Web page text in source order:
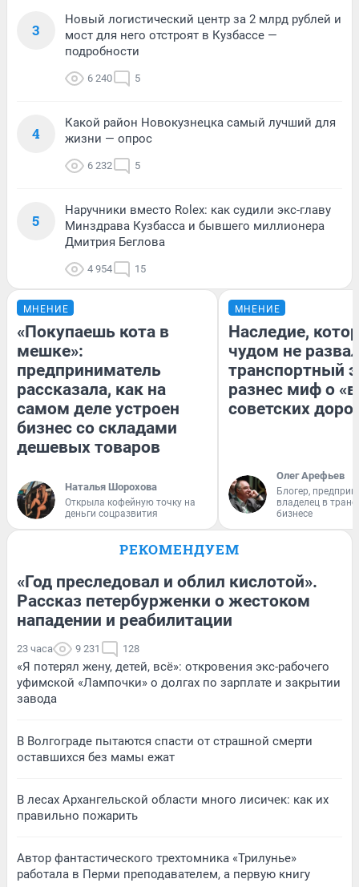
3
Новый логистический центр за 2 млрд рублей и
мост для него отстроят в Кузбассе —
подробности
6 240 5
4
Какой район Новокузнецка самый лучший для
жизни — опрос
6 232 5
5
Наручники вместо Rolex: как судили экс-главу
Минздрава Кузбасса и бывшего миллионера
Дмитрия Беглова
4 954 15
МНЕНИЕ
«Покупаешь кота в
мешке»:
предприниматель
рассказала, как на
самом деле устроен
бизнес со складами
дешевых товаров
Наталья Шорохова
Открыла кофейную точку на
деньги соцразвития
МНЕНИЕ
Наследие,
чудом не
транспортный
разнес миф о
советских
Олег Арефьев
Блогер,
владелец в
бизнесе
РЕКОМЕНДУЕМ
«Год преследовал и облил кислотой».
Рассказ петербурженки о жестоком
нападении и реабилитации
23 часа 9 231 128
«Я потерял жену, детей, всё»: откровения экс-рабочего
уфимской «Лампочки» о долгах по зарплате и закрытии
завода
В Волгограде пытаются спасти от страшной смерти
оставшихся без мамы ежат
В лесах Архангельской области много лисичек: как их
правильно пожарить
Автор фантастического трехтомника «Трилунье»
работала в Перми преподавателем, а первую книгу